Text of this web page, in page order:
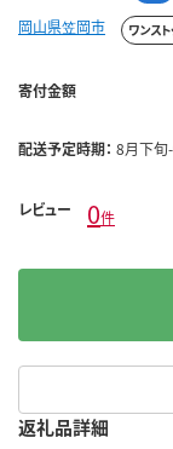
岡山県笠岡市 ワンス
寄付金額
配送予定時期： 8月下旬
レビュー 0件
返礼品詳細